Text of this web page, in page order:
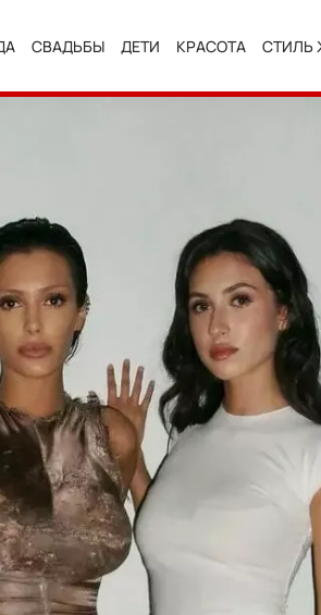
СВАДЬБЫ ДЕТИ КРАСОТА СТИЛЬ